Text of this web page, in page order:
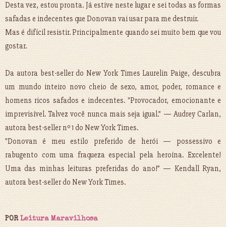
Desta vez, estou pronta. Já estive neste lugar e sei todas as formas
safadas e indecentes que Donovan vai usar para me destruir.
Mas é difícil resistir. Principalmente quando sei muito bem que vou
gostar.
Da autora best-seller do New York Times Laurelin Paige, descubra
um mundo inteiro novo cheio de sexo, amor, poder, romance e
homens ricos safados e indecentes. "Provocador, emocionante e
imprevisível. Talvez você nunca mais seja igual.” — Audrey Carlan,
autora best-seller nº 1 do New York Times.
"Donovan é meu estilo preferido de herói — possessivo e
rabugento com uma fraqueza especial pela heroína. Excelente!
Uma das minhas leituras preferidas do ano!” — Kendall Ryan,
autora best-seller do New York Times.
PORLeitura Maravilhosa